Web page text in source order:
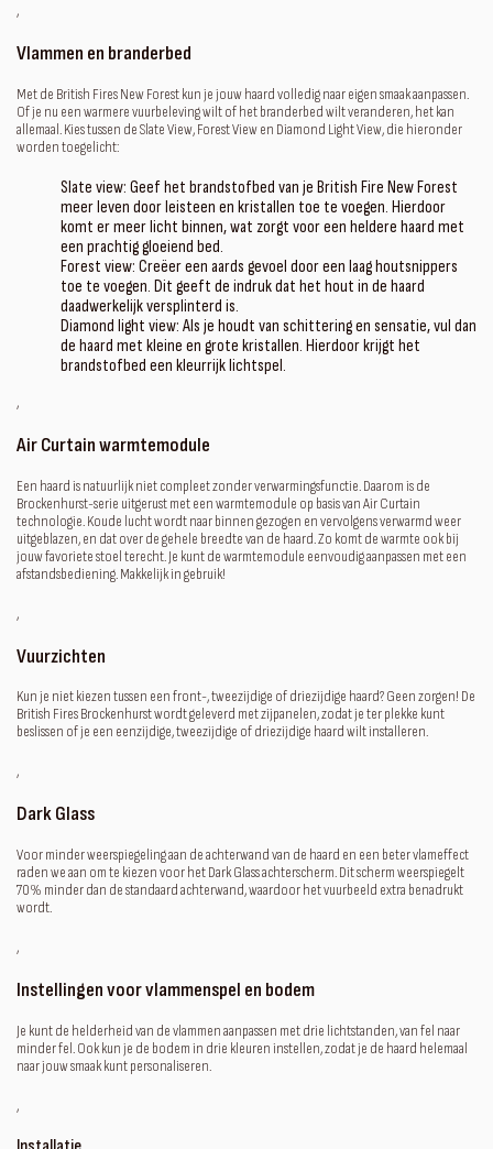
‚
Vlammen en branderbed
Met de British Fires New Forest kun je jouw haard volledig naar eigen smaak aanpassen.
Of je nu een warmere vuurbeleving wilt of het branderbed wilt veranderen, het kan
allemaal. Kies tussen de Slate View, Forest View en Diamond Light View, die hieronder
worden toegelicht:
Slate view: Geef het brandstofbed van je British Fire New Forest
meer leven door leisteen en kristallen toe te voegen. Hierdoor
komt er meer licht binnen, wat zorgt voor een heldere haard met
een prachtig gloeiend bed.
Forest view: Creëer een aards gevoel door een laag houtsnippers
toe te voegen. Dit geeft de indruk dat het hout in de haard
daadwerkelijk versplinterd is.
Diamond light view: Als je houdt van schittering en sensatie, vul dan
de haard met kleine en grote kristallen. Hierdoor krijgt het
brandstofbed een kleurrijk lichtspel.
‚
Air Curtain warmtemodule
Een haard is natuurlijk niet compleet zonder verwarmingsfunctie. Daarom is de
Brockenhurst-serie uitgerust met een warmtemodule op basis van Air Curtain
technologie. Koude lucht wordt naar binnen gezogen en vervolgens verwarmd weer
uitgeblazen, en dat over de gehele breedte van de haard. Zo komt de warmte ook bij
jouw favoriete stoel terecht. Je kunt de warmtemodule eenvoudig aanpassen met een
afstandsbediening. Makkelijk in gebruik!
‚
Vuurzichten
Kun je niet kiezen tussen een front-, tweezijdige of driezijdige haard? Geen zorgen! De
British Fires Brockenhurst wordt geleverd met zijpanelen, zodat je ter plekke kunt
beslissen of je een eenzijdige, tweezijdige of driezijdige haard wilt installeren.
‚
Dark Glass
Voor minder weerspiegeling aan de achterwand van de haard en een beter vlameffect
raden we aan om te kiezen voor het Dark Glass achterscherm. Dit scherm weerspiegelt
70% minder dan de standaard achterwand, waardoor het vuurbeeld extra benadrukt
wordt.
‚
Instellingen voor vlammenspel en bodem
Je kunt de helderheid van de vlammen aanpassen met drie lichtstanden, van fel naar
minder fel. Ook kun je de bodem in drie kleuren instellen, zodat je de haard helemaal
naar jouw smaak kunt personaliseren.
‚